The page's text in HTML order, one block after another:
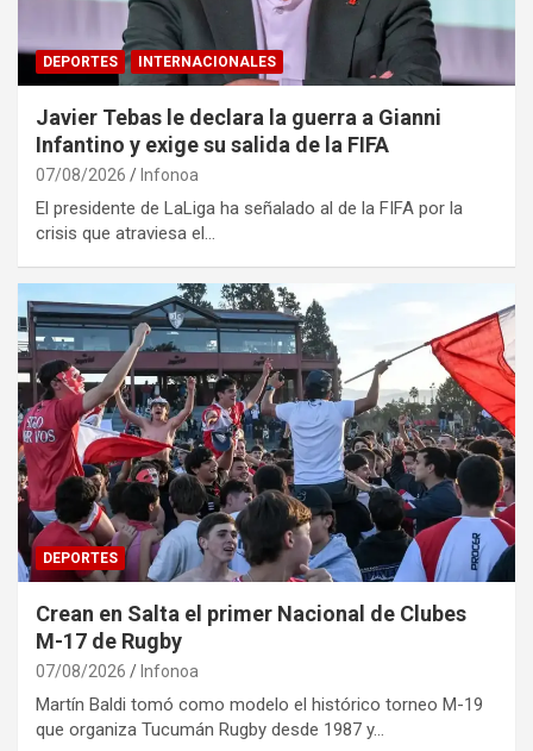
DEPORTES INTERNACIONALES
Javier Tebas le declara la guerra a Gianni
Infantino y exige su salida de la FIFA
07/08/2026 Infonoa
El presidente de LaLiga ha señalado al de la FIFA por la
crisis que atraviesa el…
DEPORTES
Crean en Salta el primer Nacional de Clubes
M-17 de Rugby
07/08/2026 Infonoa
Martín Baldi tomó como modelo el histórico torneo M-19
que organiza Tucumán Rugby desde 1987 y…